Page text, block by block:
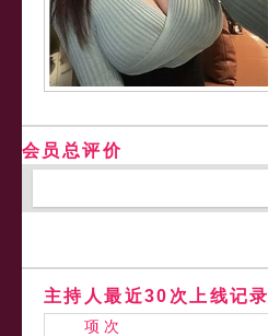
会员总评价
主持人最近30次上线记录
项 次